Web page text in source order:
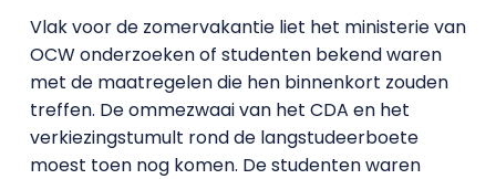
Vlak voor de zomervakantie liet het ministerie van
OCW onderzoeken of studenten bekend waren
met de maatregelen die hen binnenkort zouden
treffen. De ommezwaai van het CDA en het
verkiezingstumult rond de langstudeerboete
moest toen nog komen. De studenten waren